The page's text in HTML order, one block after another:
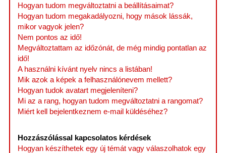
Hogyan tudom megváltoztatni a beállításaimat?
Hogyan tudom megakadályozni, hogy mások lássák,
mikor vagyok jelen?
Nem pontos az idő!
Megváltoztattam az időzónát, de még mindig pontatlan az
idő!
A használni kívánt nyelv nincs a listában!
Mik azok a képek a felhasználónevem mellett?
Hogyan tudok avatart megjeleníteni?
Mi az a rang, hogyan tudom megváltoztatni a rangomat?
Miért kell bejelentkeznem e-mail küldéséhez?
Hozzászólással kapcsolatos kérdések
Hogyan készíthetek egy új témát vagy válaszolhatok egy